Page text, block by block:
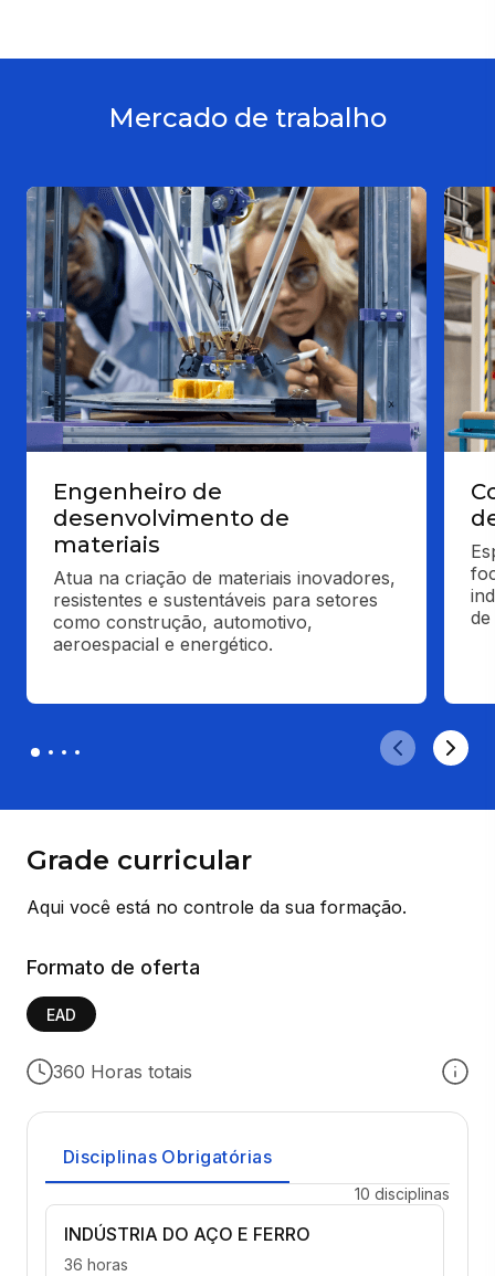
Mercado de trabalho
Engenheiro de
desenvolvimento de
materiais
Atua na criação de materiais inovadores,
resistentes e sustentáveis para setores
como construção, automotivo,
aeroespacial e energético.
Grade curricular
Aqui você está no controle da sua formação.
Formato de oferta
EAD
360 Horas totais
Disciplinas Obrigatórias
10 disciplinas
INDÚSTRIA DO AÇO E FERRO
36 horas